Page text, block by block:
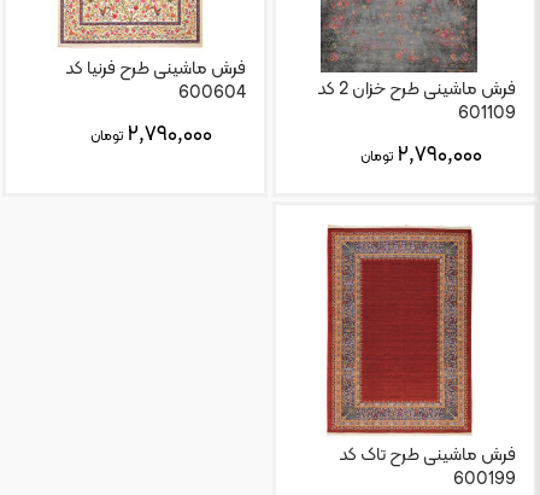
فرش ماشینی طرح خزان 2 کد
601109
۲,۷۹۰,۰۰۰ تومان
فرش ماشینی طرح فرنیا کد
600604
۲,۷۹۰,۰۰۰ تومان
فرش ماشینی طرح تاک کد
600199